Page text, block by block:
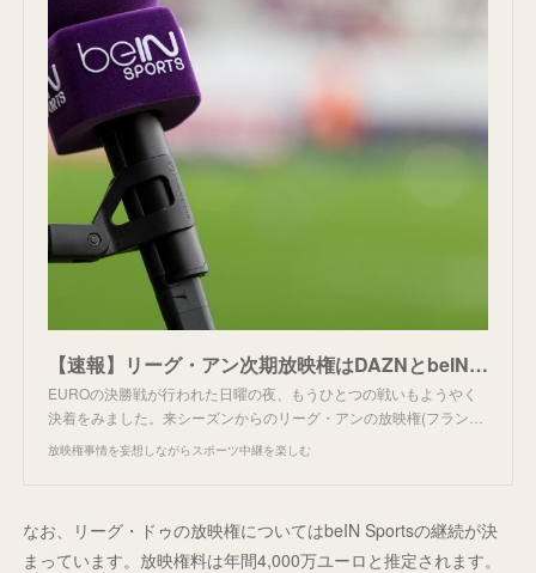
【速報】リーグ・アン次期放映権はDAZNとbeINに。
EUROの決勝戦が行われた日曜の夜、もうひとつの戦いもようやく
決着をみました。来シーズンからのリーグ・アンの放映権(フラン…
放映権事情を妄想しながらスポーツ中継を楽しむ
なお、リーグ・ドゥの放映権についてはbeIN Sportsの継続が決
まっています。放映権料は年間4,000万ユーロと推定されます。